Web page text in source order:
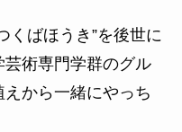
くばほうき”を後世に
術専門学群のグル
から一緒にやっち